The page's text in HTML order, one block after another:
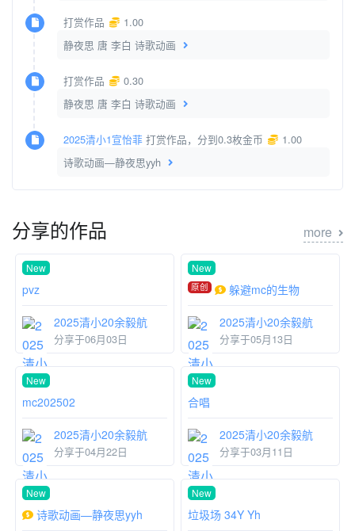
打赏作品
1.00
静夜思 唐 李白 诗歌动画
打赏作品
0.30
静夜思 唐 李白 诗歌动画
2025清小1宣怡菲 打赏作品，分到0.3枚金币
1.00
诗歌动画—静夜思yyh
分享的作品 more
New
pvz
2025清小20余毅航
分享于06月03日
New
原创 躲避mc的生物
2025清小20余毅航
分享于05月13日
New
mc202502
2025清小20余毅航
分享于04月22日
New
合唱
2025清小20余毅航
分享于03月11日
New
诗歌动画—静夜思yyh
New
垃圾场 34Y Yh